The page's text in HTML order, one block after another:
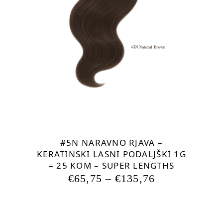
Ta
ima
več
#5N NARAVNO RJAVA –
KERATINSKI LASNI PODALJŠKI 1G
– 25 KOM – SUPER LENGTHS
€65,75 –€135,76